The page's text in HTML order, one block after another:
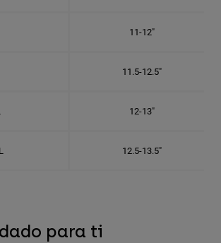
11-12"
11.5-12.5"
12-13"
12.5-13.5"
para ti